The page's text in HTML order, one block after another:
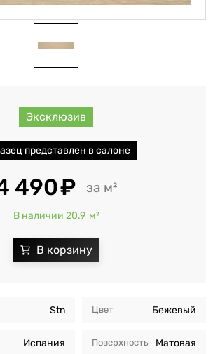
Stn
Испания
Цвет Бежевый
Поверхность Матовая
Эксклюзив
представлен в салоне
490 м²
В наличии 20.9 м²